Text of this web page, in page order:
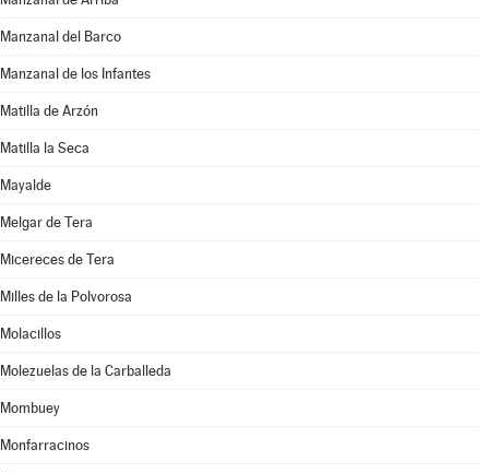
Manzanal del Barco
Manzanal de los Infantes
Matilla de Arzón
Matilla la Seca
Mayalde
Melgar de Tera
Micereces de Tera
Milles de la Polvorosa
Molacillos
Molezuelas de la Carballeda
Mombuey
Monfarracinos